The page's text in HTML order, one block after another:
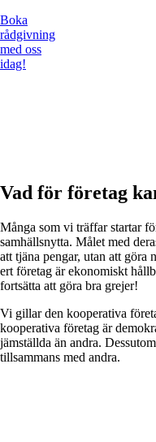
Boka
rådgivning
med oss
idag!
Vad för företag
Många som vi träffar startar
samhällsnytta. Målet med
att tjäna pengar, utan att
ert företag är ekonomiskt
fortsätta att göra bra grejer!
Vi gillar den kooperativa
kooperativa företag är
jämställda än andra.
tillsammans med andra.